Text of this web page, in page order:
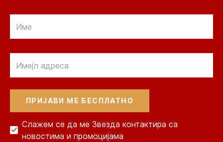
Слажем се да ме Звезда контактира са
новостима и промоцијама